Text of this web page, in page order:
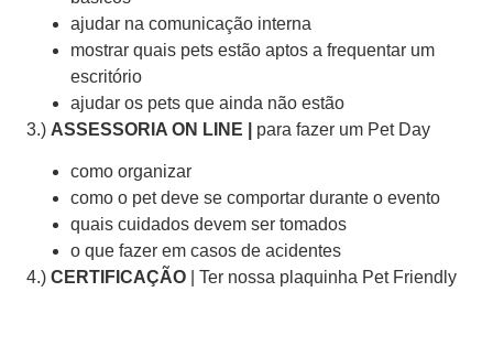
ajudar na comunicação interna
mostrar quais pets estão aptos a frequentar um
escritório
ajudar os pets que ainda não estão
3.) ASSESSORIA ON LINE | para fazer um Pet Day
como organizar
como o pet deve se comportar durante o evento
quais cuidados devem ser tomados
o que fazer em casos de acidentes
4.) CERTIFICAÇÃO | Ter nossa plaquinha Pet Friendly